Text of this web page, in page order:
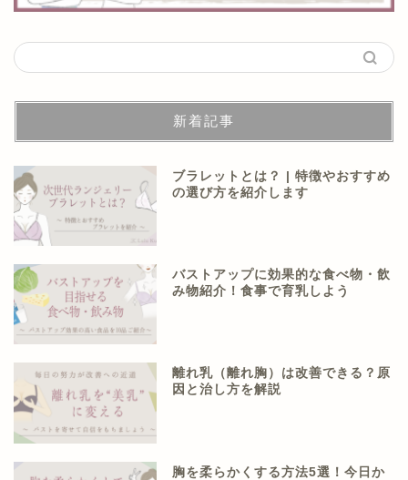
新着記事
ブラレットとは？ | 特徴やおすすめ
の選び方を紹介します
バストアップに効果的な食べ物・飲
み物紹介！食事で育乳しよう
離れ乳（離れ胸）は改善できる？原
因と治し方を解説
胸を柔らかくする方法5選！今日か